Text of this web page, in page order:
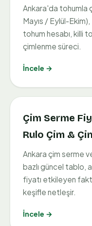
Ankara'da tohumla
Mayıs / Eylül-Ekim),
tohum hesabı, killi
çimlenme süreci.
İncele →
Çim Serme
Rulo Çim &
Ankara çim serme
bazlı güncel tablo,
fiyatı etkileyen
keşifle netleşir.
İncele →